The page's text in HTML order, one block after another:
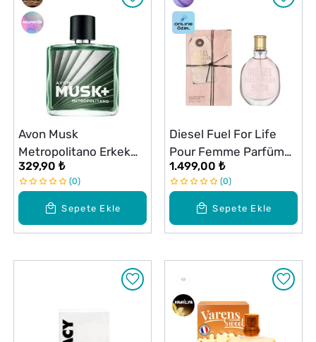
Sepete Ekle
Avon Musk
Metropolitano Erkek
Parfüm EDT 75 ml
329,90 ₺
0
Sepete Ekle
Diesel Fuel For Life
Pour Femme Parfüm
Kadın EDP 50 ml
1.499,00 ₺
0